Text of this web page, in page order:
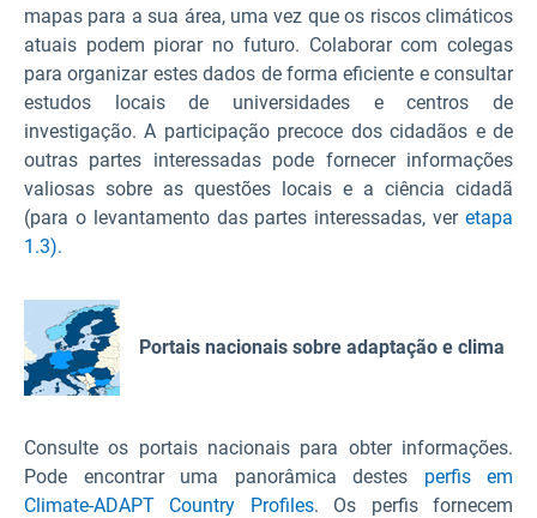
mapas para a sua área, uma vez que os riscos climáticos
atuais podem piorar no futuro. Colaborar com colegas
para organizar estes dados de forma eficiente e consultar
estudos locais de universidades e centros de
investigação. A participação precoce dos cidadãos e de
outras partes interessadas pode fornecer informações
valiosas sobre as questões locais e a ciência cidadã
(para o levantamento das partes interessadas, veretapa
1.3).
Portais nacionais sobre adaptação e clima
Consulte os portais nacionais para obter informações.
Pode encontrar uma panorâmica destes perfis em
Climate-ADAPT Country Profiles. Os perfis fornecem